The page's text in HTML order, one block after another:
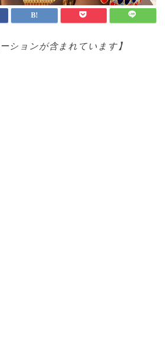
ーションが含まれています】